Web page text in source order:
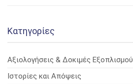
Kατηγορίες
Αξιολογήσεις & Δοκιμές Εξοπλισμού
Ιστορίες και Απόψεις